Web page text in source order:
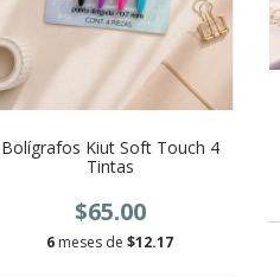
Bolígrafos Kiut Soft Touch 4
Tintas
$65.00
6 meses de$12.17